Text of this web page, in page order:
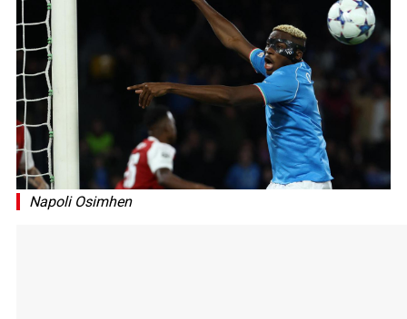
Napoli Osimhen